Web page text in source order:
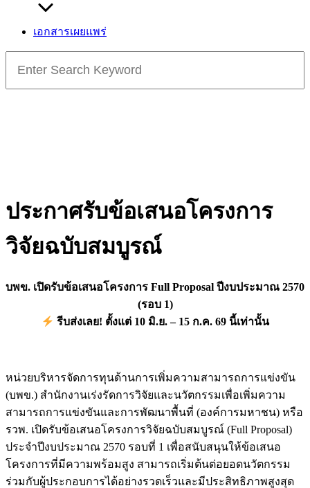
เอกสารเผยแพร่
for:
ประกาศรับข้อเสนอโครงการ
วิจัยฉบับสมบูรณ์
บพข. เปิดรับข้อเสนอโครงการ Full Proposal ปีงบประมาณ 2570
(รอบ 1)
รีบส่งเลย! ตั้งแต่ 10 มิ.ย. – 15 ก.ค. 69 นี้เท่านั้น
หน่วยบริหารจัดการทุนด้านการเพิ่มความสามารถการแข่งขัน
(บพข.) สำนักงานเร่งรัดการวิจัยและนวัตกรรมเพื่อเพิ่มความ
สามารถการแข่งขันและการพัฒนาพื้นที่ (องค์การมหาชน) หรือ
รวพ. เปิดรับข้อเสนอโครงการวิจัยฉบับสมบูรณ์ (Full Proposal)
ประจำปีงบประมาณ 2570 รอบที่ 1 เพื่อสนับสนุนให้ข้อเสนอ
โครงการที่มีความพร้อมสูง สามารถเริ่มต้นต่อยอดนวัตกรรม
ร่วมกับผู้ประกอบการได้อย่างรวดเร็วและมีประสิทธิภาพสูงสุด